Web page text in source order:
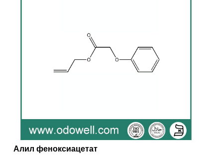
Алил феноксиацетат